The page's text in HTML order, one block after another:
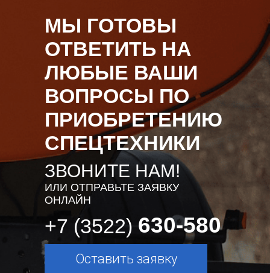
МЫ ГОТОВЫ
ОТВЕТИТЬ НА
ЛЮБЫЕ ВАШИ
ВОПРОСЫ ПО
ПРИОБРЕТЕНИЮ
СПЕЦТЕХНИКИ
ЗВОНИТЕ НАМ!
ИЛИ ОТПРАВЬТЕ ЗАЯВКУ
ОНЛАЙН
+7 (3522) 630-580
Оставить заявку